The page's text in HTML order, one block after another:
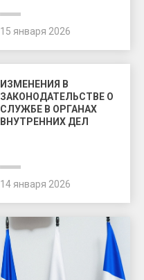
15 января 2026
ИЗМЕНЕНИЯ В
ЗАКОНОДАТЕЛЬСТВЕ О
СЛУЖБЕ В ОРГАНАХ
ВНУТРЕННИХ ДЕЛ
14 января 2026